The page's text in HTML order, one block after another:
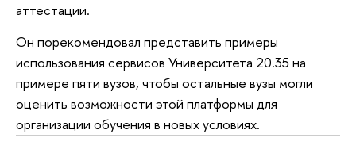
аттестации.
Он порекомендовал представить примеры
использования сервисов Университета 20.35 на
примере пяти вузов, чтобы остальные вузы могли
оценить возможности этой платформы для
организации обучения в новых условиях.